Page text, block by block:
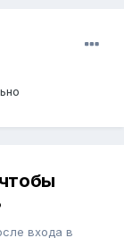
входа в